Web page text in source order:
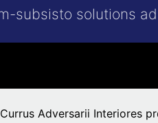
subsisto solutions
Adversarii Interiores